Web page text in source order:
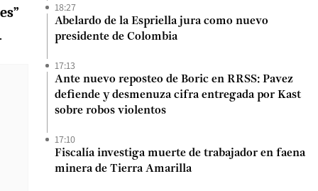
18:27
Abelardo de la Espriella jura como nuevo
presidente de Colombia
17:13
Ante nuevo reposteo de Boric en RRSS: Pavez
defiende y desmenuza cifra entregada por Kast
sobre robos violentos
17:10
Fiscalía investiga muerte de trabajador en faena
minera de Tierra Amarilla